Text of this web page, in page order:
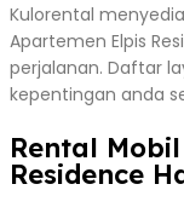
Kulorental
Apartemen Elpis
perjalanan. Daftar
kepentingan anda
Rental
Residence